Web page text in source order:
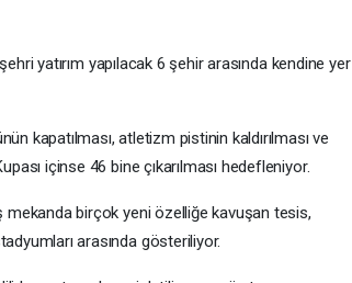
yatırım yapılacak 6 şehir arasında kendine yer
kapatılması, atletizm pistinin kaldırılması ve
içinse 46 bine çıkarılması hedefleniyor.
mekanda birçok yeni özelliğe kavuşan tesis,
arasında gösteriliyor.